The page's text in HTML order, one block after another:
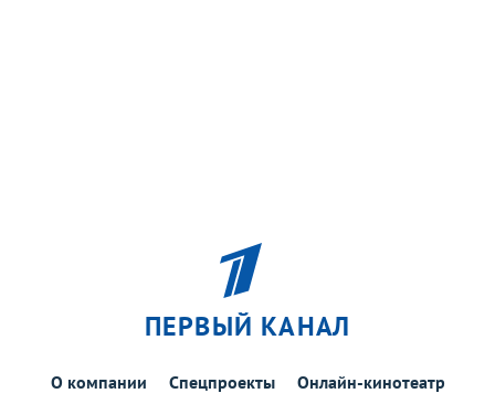
ПЕРВЫЙ КАНАЛ
О компании Спецпроекты
Онлайн-кинотеатр